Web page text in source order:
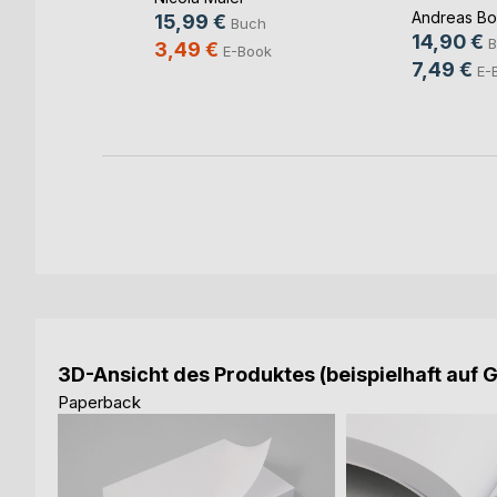
15,99 € Buch
3,49 € E-Book
Andreas
14,90 €
7,49 € E-
3D-Ansicht des Produktes (beispielhaft auf
Paperback